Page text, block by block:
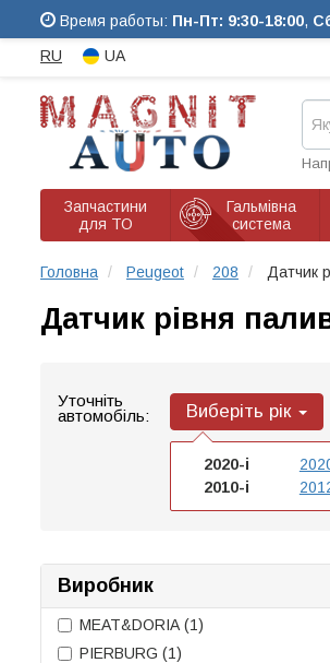
Время работы: Пн-Пт: 9:30-18:00,
RU UA
Запчастини
для ТО
Гальмівна
система
Головна Peugeot 208 Датчик
Датчик рівня
Уточніть
автомобіль:
Виберіть рік
2020-і
2010-і
Виробник
MEAT&DORIA (1)
PIERBURG (1)